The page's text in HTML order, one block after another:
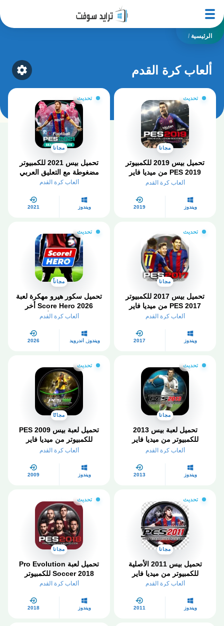
الرئيسية /
ألعاب كرة القدم
تحديث
مجانا
تحميل بيس 2019 للكمبيوتر
PES 2019 من ميديا فاير
بحجم صغير
ألعاب كرة القدم
ويندوز 2019
تحديث
مجانا
تحميل بيس 2021 للكمبيوتر
مضغوطة مع التعليق العربي
ألعاب كرة القدم
ويندوز 2021
تحديث
مجانا
تحميل بيس 2017 للكمبيوتر
PES 2017 من ميديا فاير
مضغوطة
ألعاب كرة القدم
ويندوز 2017
تحديث
مجاناً
تحميل سكور هيرو مهكرة لعبة
Score Hero 2026 أخر
إصدار APK للأندرويدألعاب كرة القدم
ويندوز, أندرويد 2026
تحديث
مجانا
تحميل لعبة بيس 2013
للكمبيوتر من ميديا فاير
للكمبيوتر الاصلية
ألعاب كرة القدم
ويندوز 2013
تحديث
مجانًا
تحميل لعبة بيس 2009 PES
للكمبيوتر من ميديا فاير
الفاص
ألعاب كرة القدم
ويندوز 2009
تحديث
مجانا
تحميل بيس 2011 الأصلية
للكمبيوتر من ميديا فاير
ألعاب كرة القدم
ويندوز 2011
تحديث
مجانا
تحميل لعبة Pro Evolution
Soccer 2018 للكمبيوتر
ألعاب كرة القدم
ويندوز 2018